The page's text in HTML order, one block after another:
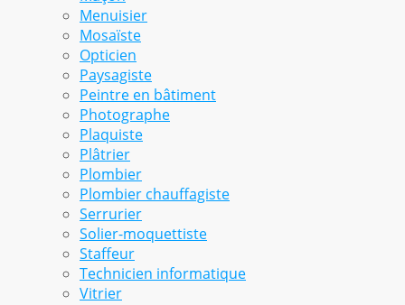
Menuisier
Mosaïste
Opticien
Paysagiste
Peintre en bâtiment
Photographe
Plaquiste
Plâtrier
Plombier
Plombier chauffagiste
Serrurier
Solier-moquettiste
Staffeur
Technicien informatique
Vitrier